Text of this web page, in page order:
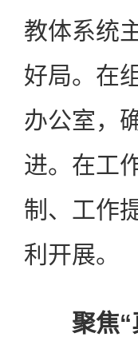
教体系统
好局。在
办公室，
进。在工
制、工作
利开展。
聚焦“